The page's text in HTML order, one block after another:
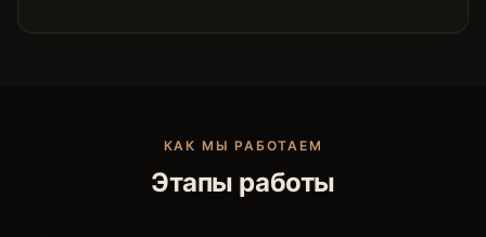
КАК МЫ РАБОТАЕМ
Этапы работы